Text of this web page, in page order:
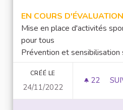
EN COURS D'ÉVALUATION
Mise en place d'activités
pour tous
Prévention et sensibilisation
CRÉÉ LE
24/11/2022
22 22